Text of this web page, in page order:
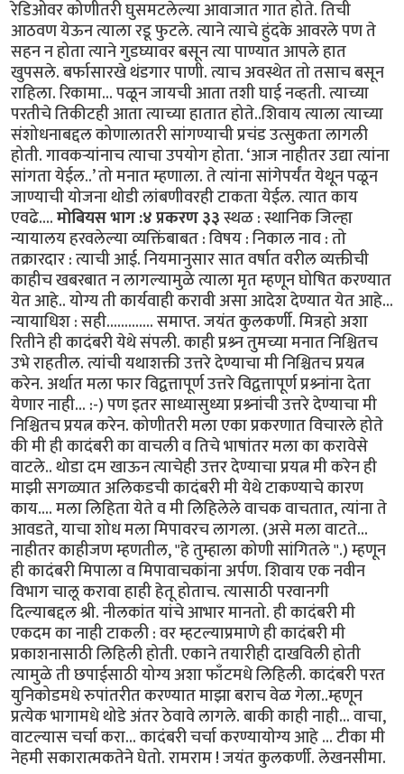
रेडिओवर कोणीतरी घुसमटलेल्या आवाजात गात होते. तिची
आठवण येऊन त्याला रडू फुटले. त्याने त्याचे हुंदके आवरले पण ते
सहन न होता त्याने गुडघ्यावर बसून त्या पाण्यात आपले हात
खुपसले. बर्फासारखे थंडगार पाणी. त्याच अवस्थेत तो तसाच बसून
राहिला. रिकामा... पळून जायची आता तशी घाई नव्हती. त्याच्या
परतीचे तिकीटही आता त्याच्या हातात होते..शिवाय त्याला त्याच्या
संशोधनाबद्दल कोणालातरी सांगण्याची प्रचंड उत्सुकता लागली
होती. गावकर्‍यांनाच त्याचा उपयोग होता. ‘आज नाहीतर उद्या त्यांना
सांगता येईल..’ तो मनात म्हणाला. ते त्यांना सांगेपर्यंत येथून पळून
जाण्याची योजना थोडी लांबणीवरही टाकता येईल. त्यात काय
एवढे....मोबियस भाग :४ प्रकरण ३३स्थळ : स्थानिक जिल्हा
न्यायालय हरवलेल्या व्यक्तिंबाबत : विषय : निकाल नाव : तो
तक्रारदार : त्याची आई. नियमानुसार सात वर्षात वरील व्यक्तीची
काहीच खबरबात न लागल्यामुळे त्याला मृत म्हणून घोषित करण्यात
येत आहे.. योग्य ती कार्यवाही करावी असा आदेश देण्यात येत आहे...
न्यायाधिश : सही............. समाप्त. जयंत कुलकर्णी. मित्रहो अशा
रितीने ही कादंबरी येथे संपली. काही प्रश्र्न तुमच्या मनात निश्चितच
उभे राहतील. त्यांची यथाशक्ती उत्तरे देण्याचा मी निश्चितच प्रयत्न
करेन. अर्थात मला फार विद्वत्तापूर्ण उत्तरे विद्वत्तापूर्ण प्रश्र्नांना देता
येणार नाही... :-) पण इतर साध्यासुध्या प्रश्र्नांची उत्तरे देण्याचा मी
निश्चितच प्रयत्न करेन. कोणीतरी मला एका प्रकरणात विचारले होते
की मी ही कादंबरी का वाचली व तिचे भाषांतर मला का करावेसे
वाटले.. थोडा दम खाऊन त्याचेही उत्तर देण्याचा प्रयत्न मी करेन ही
माझी सगळ्यात अलिकडची कादंबरी मी येथे टाकण्याचे कारण
काय.... मला लिहिता येते व मी लिहिलेले वाचक वाचतात, त्यांना ते
आवडते, याचा शोध मला मिपावरच लागला. (असे मला वाटते...
नाहीतर काहीजण म्हणतील, "हे तुम्हाला कोणी सांगितले ''.) म्हणून
ही कादंबरी मिपाला व मिपावाचकांना अर्पण. शिवाय एक नवीन
विभाग चालू करावा हाही हेतू होताच. त्यासाठी परवानगी
दिल्याबद्दल श्री. नीलकांत यांचे आभार मानतो. ही कादंबरी मी
एकदम का नाही टाकली : वर म्हटल्याप्रमाणे ही कादंबरी मी
प्रकाशनासाठी लिहिली होती. एकाने तयारीही दाखविली होती
त्यामुळे ती छपाईसाठी योग्य अशा फाँटमधे लिहिली. कादंबरी परत
युनिकोडमधे रुपांतरीत करण्यात माझा बराच वेळ गेला..म्हणून
प्रत्येक भागामधे थोडे अंतर ठेवावे लागले. बाकी काही नाही... वाचा,
वाटल्यास चर्चा करा... कादंबरी चर्चा करण्यायोग्य आहे ... टीका मी
नेहमी सकारात्मकतेने घेतो. रामराम ! जयंत कुलकर्णी. लेखनसीमा.